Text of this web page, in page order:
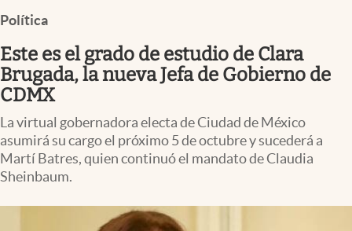
Pc y celular
Vida y estilo
Tv
Clima
Política
Este es el grado de estudio de Clara
Brugada, la nueva Jefa de Gobierno de
CDMX
La virtual gobernadora electa de Ciudad de México
asumirá su cargo el próximo 5 de octubre y sucederá a
Martí Batres, quien continuó el mandato de Claudia
Sheinbaum.